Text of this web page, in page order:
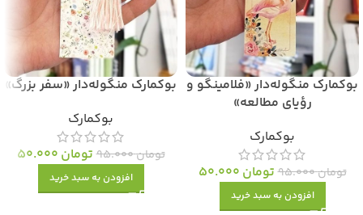
بوکمارک منگوله‌دار «فلامینگو و
رؤیای مطالعه»
بوکمارک
تومان95.000 تومان
افزودن به سبد خرید
بوکمارک منگوله‌دار «سفر بزرگ»
بوکمارک
تومان95.000 تومان
افزودن به سبد خرید